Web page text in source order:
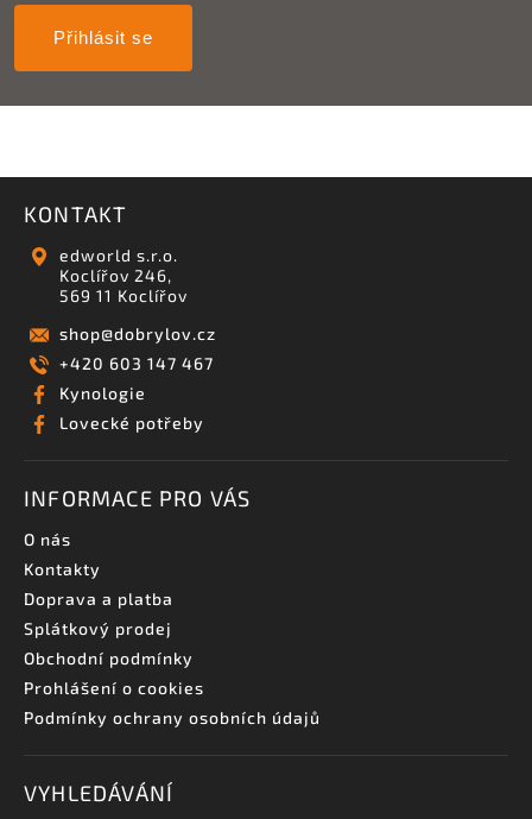
Přihlásit se
KONTAKT
edworld s.r.o.
Koclířov 246,
569 11 Koclířov
shop@dobrylov.cz
+420 603 147 467
Kynologie
Lovecké potřeby
INFORMACE PRO VÁS
O nás
Kontakty
Doprava a platba
Splátkový prodej
Obchodní podmínky
Prohlášení o cookies
Podmínky ochrany osobních údajů
VYHLEDÁVÁNÍ